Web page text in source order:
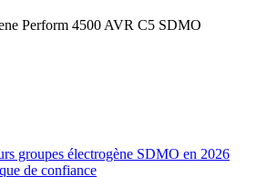
Perform 4500 AVR C5 SDMO
groupes électrogène SDMO en 2026
de confiance